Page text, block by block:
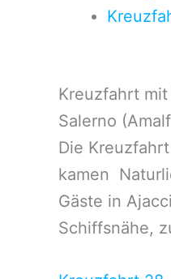
Kreuzfahrt
Salerno
Die
kamen
Gäste in
Schiffsnähe,